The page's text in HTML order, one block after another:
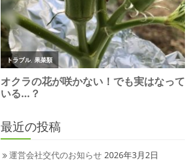
最近の投稿
運営会社交代のお知らせ 2026年3月2日